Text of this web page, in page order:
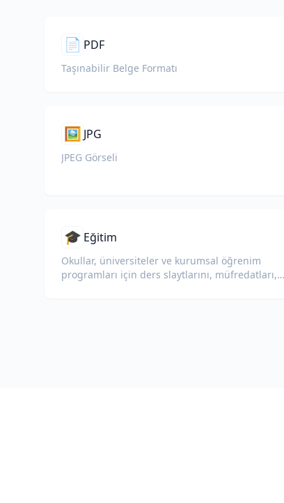
📄 PDF
Taşınabilir Belge Formatı
🖼️ JPG
JPEG Görseli
🎓 Eğitim
Okullar, üniversiteler ve kurumsal öğrenim
programları için ders slaytlarını, müfredatları,